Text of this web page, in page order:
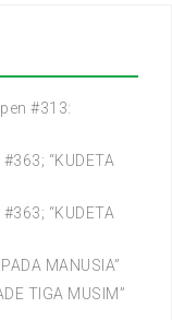
#313:
“KUDETA
“KUDETA
MANUSIA”
TIGA MUSIM”